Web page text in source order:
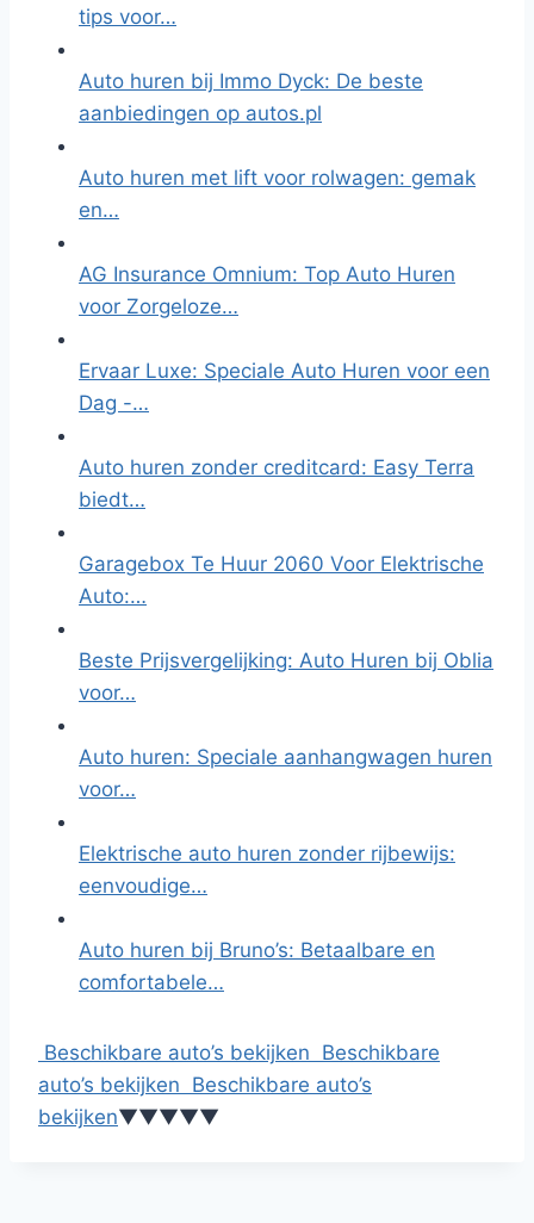
tips voor…
Auto huren bij Immo Dyck: De beste
aanbiedingen op autos.pl
Auto huren met lift voor rolwagen: gemak
en…
AG Insurance Omnium: Top Auto Huren
voor Zorgeloze…
Ervaar Luxe: Speciale Auto Huren voor een
Dag -…
Auto huren zonder creditcard: Easy Terra
biedt…
Garagebox Te Huur 2060 Voor Elektrische
Auto:…
Beste Prijsvergelijking: Auto Huren bij Oblia
voor…
Auto huren: Speciale aanhangwagen huren
voor…
Elektrische auto huren zonder rijbewijs:
eenvoudige…
Auto huren bij Bruno’s: Betaalbare en
comfortabele…
Beschikbare auto’s bekijken Beschikbare
auto’s bekijken Beschikbare auto’s
bekijken▼▼▼▼▼